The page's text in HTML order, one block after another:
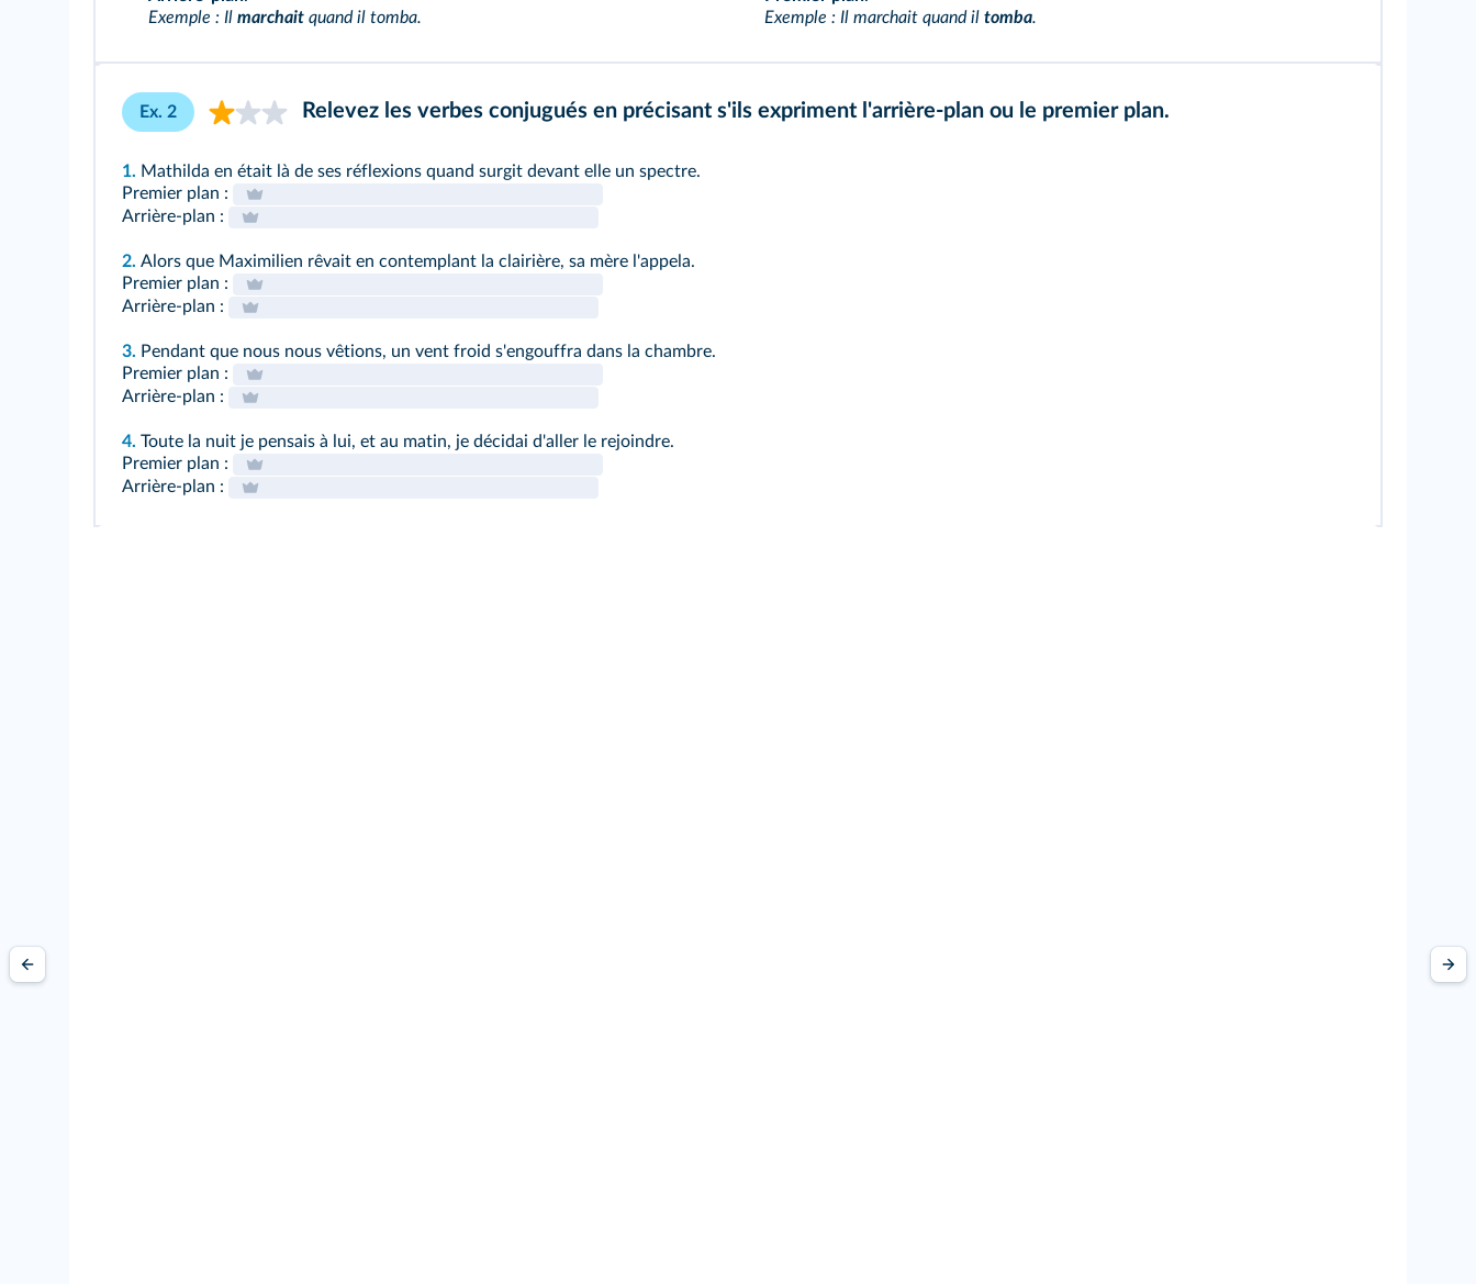
Exemple : Il marchait quand il tomba.
Exemple : Il marchait quand il tomba.
Ex. 2 Relevez les verbes conjugués en précisant s'ils expriment l'arrière-plan ou le premier plan.
1. Mathilda en était là de ses réflexions quand surgit devant elle un spectre.
Premier plan :
Arrière-plan :
2. Alors que Maximilien rêvait en contemplant la clairière, sa mère l'appela.
Premier plan :
Arrière-plan :
3. Pendant que nous nous vêtions, un vent froid s'engouffra dans la chambre.
Premier plan :
Arrière-plan :
4. Toute la nuit je pensais à lui, et au matin, je décidai d'aller le rejoindre.
Premier plan :
Arrière-plan :